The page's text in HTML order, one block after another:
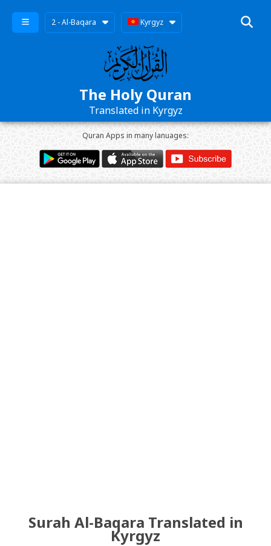
2 - Al-Baqara Kyrgyz
The Holy Quran
Translated in Kyrgyz
Quran Apps in many lanuages:
Surah Al-Baqara Translated in
Kyrgyz